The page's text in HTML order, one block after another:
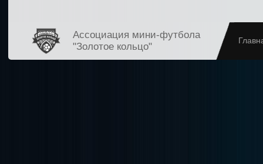
Ассоциация мини-футбола
"Золотое кольцо"